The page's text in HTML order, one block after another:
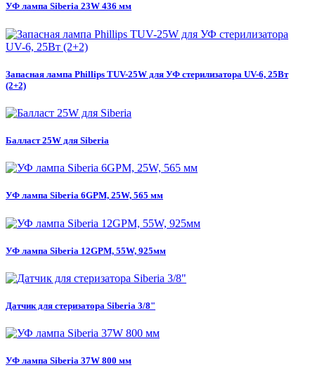
УФ лампа Siberia 23W 436 мм
Запасная лампа Phillips TUV-25W для УФ стерилизатора UV-6, 25Вт
(2+2)
Балласт 25W для Siberia
УФ лампа Siberia 6GPM, 25W, 565 мм
УФ лампа Siberia 12GPM, 55W, 925мм
Датчик для стеризатора Siberia 3/8"
УФ лампа Siberia 37W 800 мм